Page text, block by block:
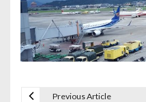
Previous Article